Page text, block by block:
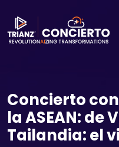
Concierto
la ASEAN: de
Tailandia: el